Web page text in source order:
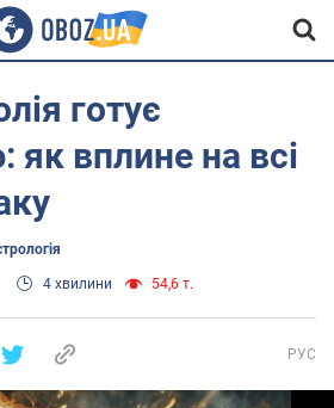
готує
як вплине на всі
4 хвилини 54,6 т.
РУС